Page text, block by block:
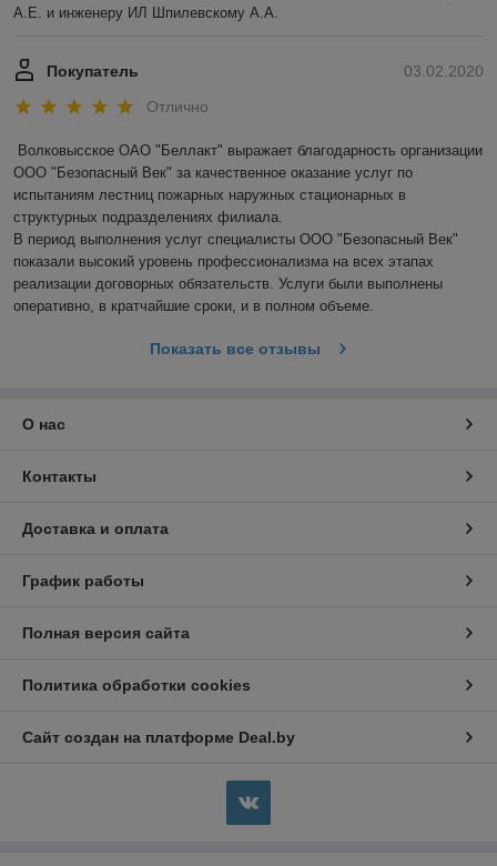
А.Е. и инженеру ИЛ Шпилевскому А.А.
03.02.2020
Покупатель
Отлично
Волковысское ОАО "Беллакт" выражает благодарность организации
ООО "Безопасный Век" за качественное оказание услуг по
испытаниям лестниц пожарных наружных стационарных в
структурных подразделениях филиала.
В период выполнения услуг специалисты ООО "Безопасный Век"
показали высокий уровень профессионализма на всех этапах
реализации договорных обязательств. Услуги были выполнены
оперативно, в кратчайшие сроки, и в полном объеме.
Показать все отзывы
О нас
Контакты
Доставка и оплата
График работы
Полная версия сайта
Политика обработки cookies
Сайт создан на платформе Deal.by